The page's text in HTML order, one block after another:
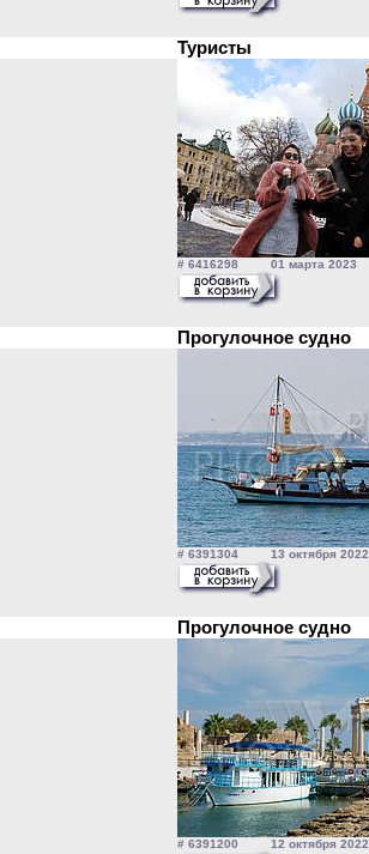
Туристы
# 6416298 01 марта 2023
Прогулочное судно
# 6391304 13 октября 2022
Прогулочное судно
# 6391200 12 октября 2022